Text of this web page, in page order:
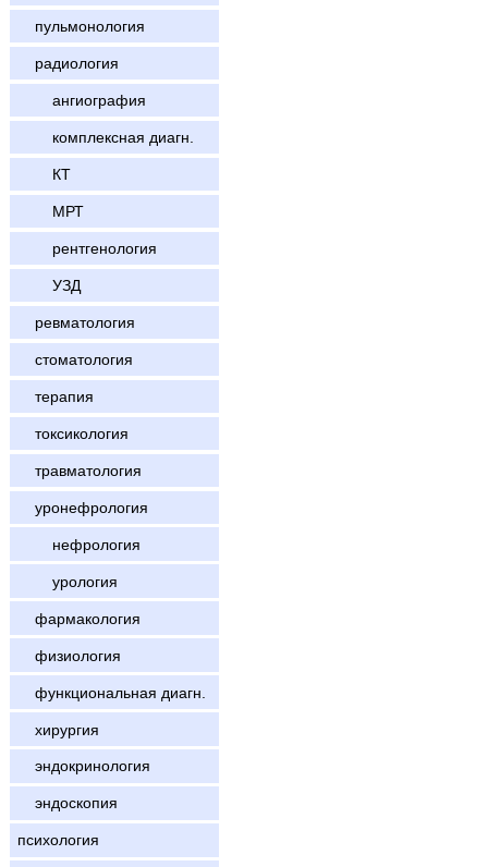
пульмонология
радиология
ангиография
комплексная диагн.
КТ
МРТ
рентгенология
УЗД
ревматология
стоматология
терапия
токсикология
травматология
уронефрология
нефрология
урология
фармакология
физиология
функциональная диагн.
хирургия
эндокринология
эндоскопия
психология